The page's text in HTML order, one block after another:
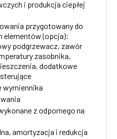
i produkcja ciepłej
przygotowany do
elementów (opcja):
podgrzewacz, zawór
zasobnika,
dodatkowe
wymiennika
z odpornego na
amortyzacja i redukcja